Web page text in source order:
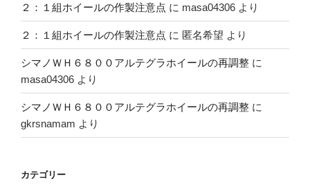
２：１組ホイールの作製注意点 に masa04306 より
２：１組ホイールの作製注意点 に 匿名希望 より
シマノＷＨ６８００アルテグラホイールの再調整 に
masa04306 より
シマノＷＨ６８００アルテグラホイールの再調整 に
gkrsnamam より
カテゴリー